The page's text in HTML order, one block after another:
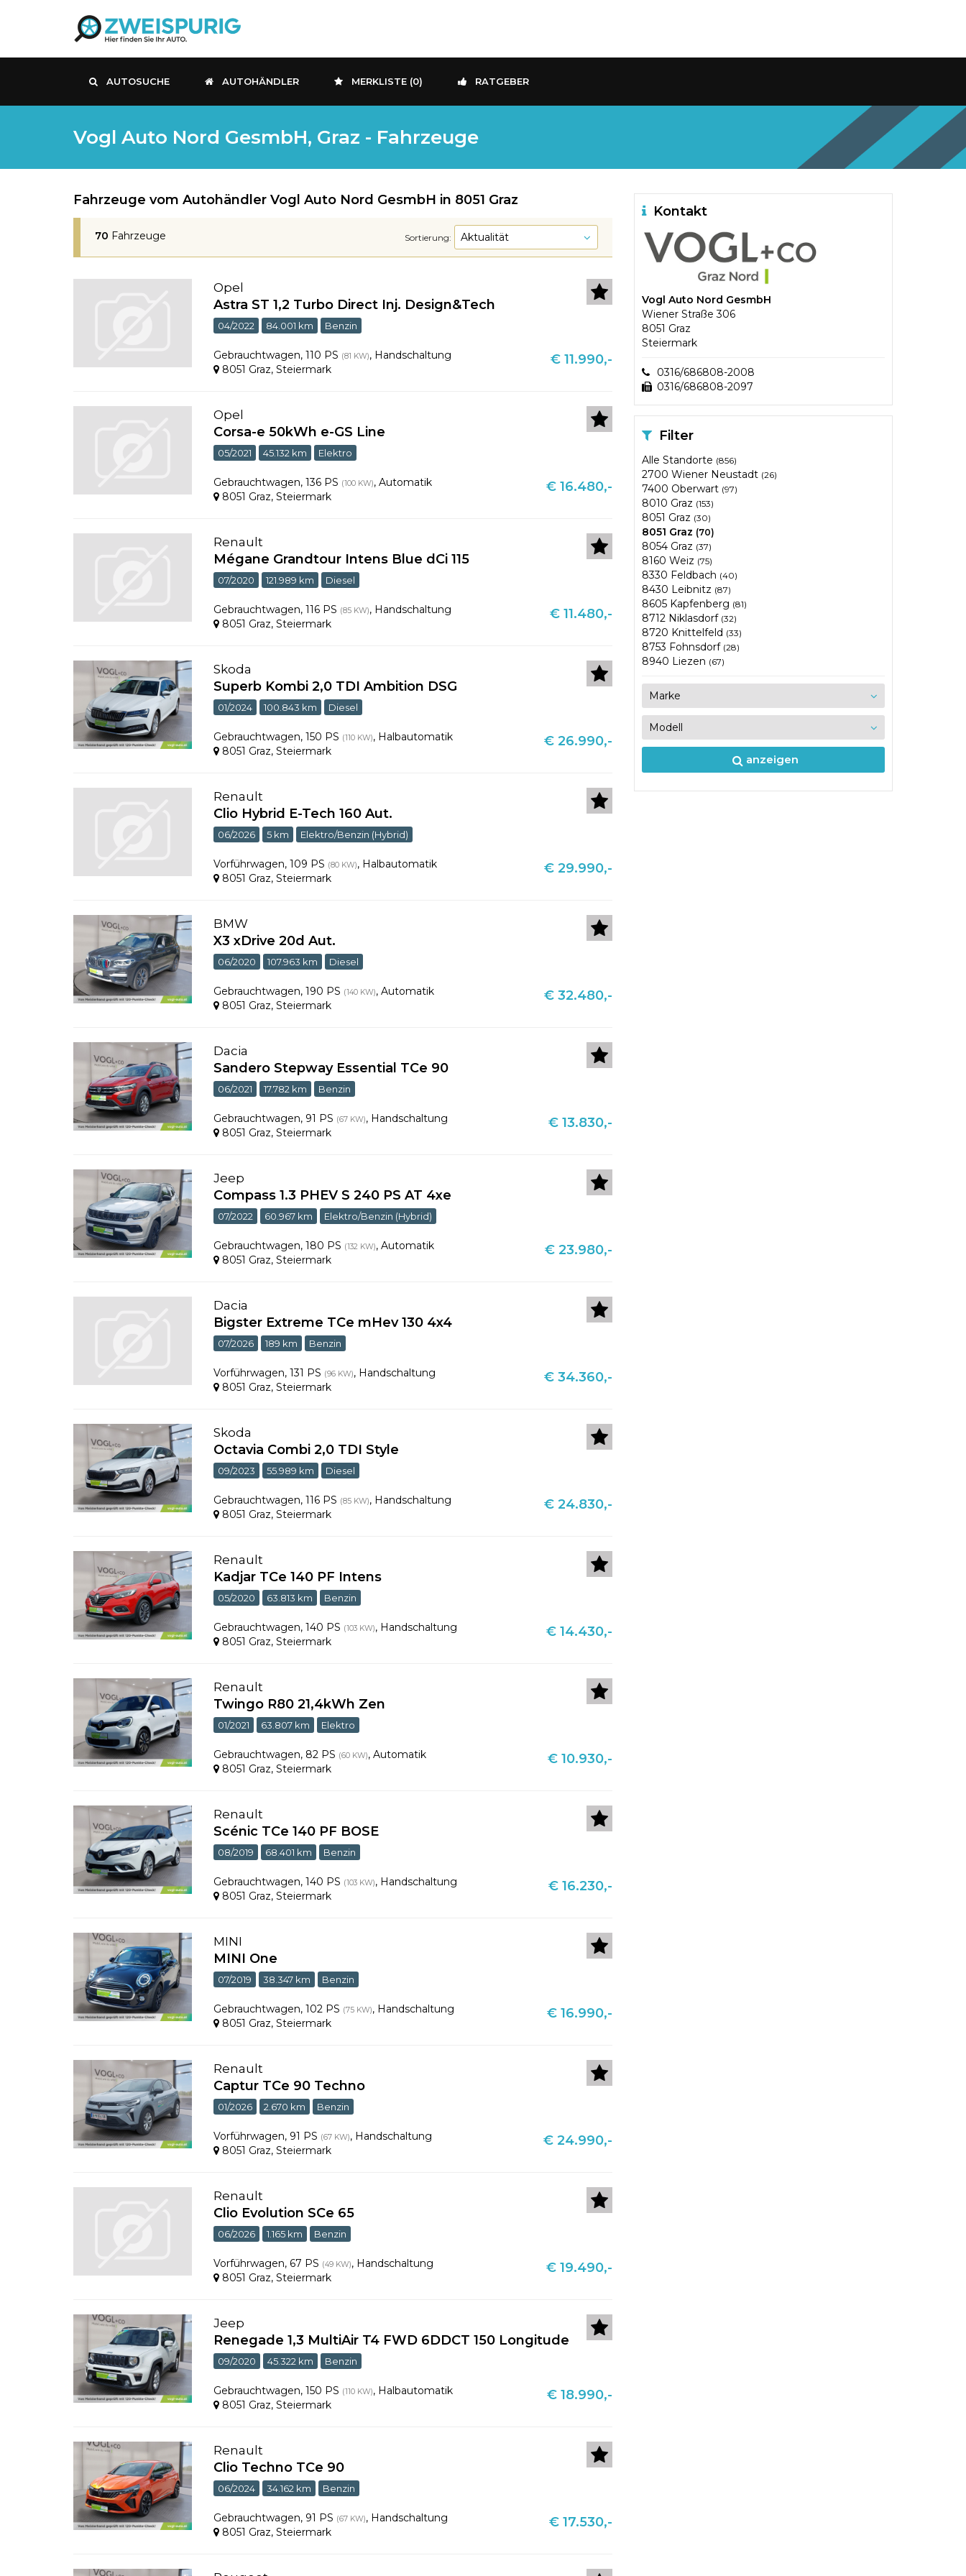
AUTOSUCHE AUTOHÄNDLER MERKLISTE (0) RATGEBER
Vogl Auto Nord GesmbH, Graz - Fahrzeuge
Kontakt
Vogl Auto Nord GesmbH
Wiener Straße 306
8051 Graz
Steiermark
0316/686808-2008
0316/686808-2097
Filter
Alle Standorte (856)
2700 Wiener Neustadt (26)
7400 Oberwart (97)
8010 Graz (153)
8051 Graz (30)
8051 Graz (70)
8054 Graz (37)
8160 Weiz (75)
8330 Feldbach (40)
8430 Leibnitz (87)
8605 Kapfenberg (81)
8712 Niklasdorf (32)
8720 Knittelfeld (33)
8753 Fohnsdorf (28)
8940 Liezen (67)
anzeigen
Fahrzeuge vom Autohändler Vogl Auto Nord GesmbH in 8051 Graz
70 Fahrzeuge Sortierung:
Opel
Astra ST 1,2 Turbo Direct Inj. Design&Tech
04/2022 84.001 km Benzin
Gebrauchtwagen, 110 PS (81 KW), Handschaltung
8051 Graz, Steiermark
€ 11.990,-
Opel
Corsa-e 50kWh e-GS Line
05/2021 45.132 km Elektro
Gebrauchtwagen, 136 PS (100 KW), Automatik
8051 Graz, Steiermark
€ 16.480,-
Renault
Mégane Grandtour Intens Blue dCi 115
07/2020 121.989 km Diesel
Gebrauchtwagen, 116 PS (85 KW), Handschaltung
8051 Graz, Steiermark
€ 11.480,-
Skoda
Superb Kombi 2,0 TDI Ambition DSG
01/2024 100.843 km Diesel
Gebrauchtwagen, 150 PS (110 KW), Halbautomatik
8051 Graz, Steiermark
€ 26.990,-
Renault
Clio Hybrid E-Tech 160 Aut.
06/2026 5 km Elektro/Benzin (Hybrid)
Vorführwagen, 109 PS (80 KW), Halbautomatik
8051 Graz, Steiermark
€ 29.990,-
BMW
X3 xDrive 20d Aut.
06/2020 107.963 km Diesel
Gebrauchtwagen, 190 PS (140 KW), Automatik
8051 Graz, Steiermark
€ 32.480,-
Dacia
Sandero Stepway Essential TCe 90
06/2021 17.782 km Benzin
Gebrauchtwagen, 91 PS (67 KW), Handschaltung
8051 Graz, Steiermark
€ 13.830,-
Jeep
Compass 1.3 PHEV S 240 PS AT 4xe
07/2022 60.967 km Elektro/Benzin (Hybrid)
Gebrauchtwagen, 180 PS (132 KW), Automatik
8051 Graz, Steiermark
€ 23.980,-
Dacia
Bigster Extreme TCe mHev 130 4x4
07/2026 189 km Benzin
Vorführwagen, 131 PS (96 KW), Handschaltung
8051 Graz, Steiermark
€ 34.360,-
Skoda
Octavia Combi 2,0 TDI Style
09/2023 55.989 km Diesel
Gebrauchtwagen, 116 PS (85 KW), Handschaltung
8051 Graz, Steiermark
€ 24.830,-
Renault
Kadjar TCe 140 PF Intens
05/2020 63.813 km Benzin
Gebrauchtwagen, 140 PS (103 KW), Handschaltung
8051 Graz, Steiermark
€ 14.430,-
Renault
Twingo R80 21,4kWh Zen
01/2021 63.807 km Elektro
Gebrauchtwagen, 82 PS (60 KW), Automatik
8051 Graz, Steiermark
€ 10.930,-
Renault
Scénic TCe 140 PF BOSE
08/2019 68.401 km Benzin
Gebrauchtwagen, 140 PS (103 KW), Handschaltung
8051 Graz, Steiermark
€ 16.230,-
MINI
MINI One
07/2019 38.347 km Benzin
Gebrauchtwagen, 102 PS (75 KW), Handschaltung
8051 Graz, Steiermark
€ 16.990,-
Renault
Captur TCe 90 Techno
01/2026 2.670 km Benzin
Vorführwagen, 91 PS (67 KW), Handschaltung
8051 Graz, Steiermark
€ 24.990,-
Renault
Clio Evolution SCe 65
06/2026 1.165 km Benzin
Vorführwagen, 67 PS (49 KW), Handschaltung
8051 Graz, Steiermark
€ 19.490,-
Jeep
Renegade 1,3 MultiAir T4 FWD 6DDCT 150 Longitude
09/2020 45.322 km Benzin
Gebrauchtwagen, 150 PS (110 KW), Halbautomatik
8051 Graz, Steiermark
€ 18.990,-
Renault
Clio Techno TCe 90
06/2024 34.162 km Benzin
Gebrauchtwagen, 91 PS (67 KW), Handschaltung
8051 Graz, Steiermark
€ 17.530,-